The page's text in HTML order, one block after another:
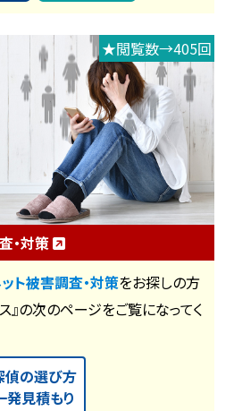
★閲覧数→405回
・対策
ト被害調査・対策をお探しの方
』の次のページをご覧になってく
偵の選び方
発見積もり